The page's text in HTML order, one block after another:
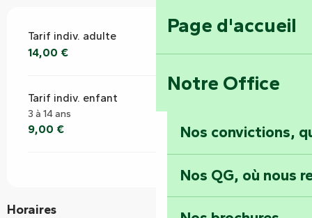
Page d'accueil
Notre Office
Nos convictions,
Nos QG, où nous
Tarif indiv. adulte
14,00 €
Tarif indiv. enfant
3 à 14 ans
9,00 €
Horaires